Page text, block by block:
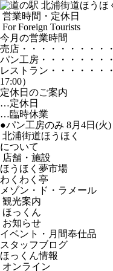
営業時間・定休日
For Foreign Tourists
今月の営業時間
売店 ・・・・・・・・・
パン工房 ・・・・・・・
レストラン ・・・・・・・
17:00）
定休日のご案内
…定休日
…臨時休業
●パン工房のみ 8月4日(火)
北浦街道ほうほく
について
店舗・施設
ほうほく夢市場
わくわく亭
メゾン・ド・ラメール
観光案内
ほっくん
お知らせ
イベント・月間奉仕品
スタッフブログ
ほっくん情報
オンライン